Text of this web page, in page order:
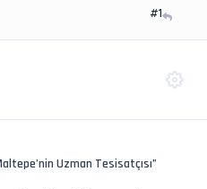
#1
Uzman Tesisatçısı”